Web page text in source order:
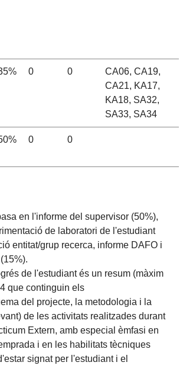
0 0
CA06, CA19,
CA21, KA17,
KA18, SA32,
SA33, SA34
0 0
en l'informe del supervisor (50%),
de laboratori de l'estudiant
entitat/grup recerca, informe DAFO i
(15%).
de l'estudiant és un resum (màxim
que continguin els
del projecte, la metodologia i la
de les activitats realitzades durant
Extern, amb especial èmfasi en
i en les habilitats tècniques
signat per l'estudiant i el